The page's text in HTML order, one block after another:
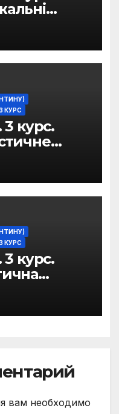
КУРС
3 курс.
КУРС
3 курс.
вам необходимо